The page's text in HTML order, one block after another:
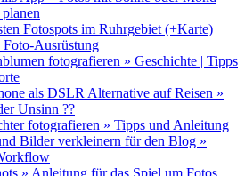
Fotospots im Ruhrgebiet (+Karte)
Foto-Ausrüstung
fotografieren » Geschichte | Tipps
als DSLR Alternative auf Reisen »
Unsinn ??
fotografieren » Tipps und Anleitung
Bilder verkleinern für den Blog »
» Anleitung für das Spiel um Fotos